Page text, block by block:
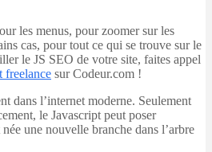
les menus, pour zoomer sur les
cas, pour tout ce qui se trouve sur le
le JS SEO de votre site, faites appel
freelance sur Codeur.com !
dans l’internet moderne. Seulement
le Javascript peut poser
une nouvelle branche dans l’arbre